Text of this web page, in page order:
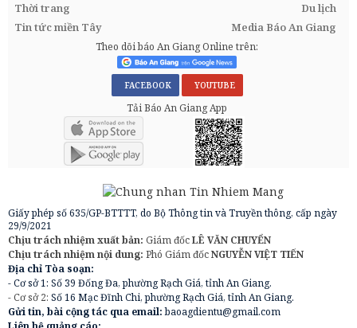
Thời trang
Du lịch
Tin tức miền Tây
Media Báo An Giang
Theo dõi báo An Giang Online trên:
FACEBOOK YOUTUBE
Tải Báo An Giang App
Giấy phép số 635/GP-BTTTT, do Bộ Thông tin và Truyền thông, cấp ngày
29/9/2021
Chịu trách nhiệm xuất bản: Giám đốcLÊ VĂN CHUYỂN
Chịu trách nhiệm nội dung: Phó Giám đốcNGUYỄN VIỆT TIẾN
Địa chỉ Tòa soạn:
- Cơ sở 1: Số 39 Đống Đa, phường Rạch Giá, tỉnh An Giang.
- Cơ sở 2: Số 16 Mạc Đĩnh Chi, phường Rạch Giá, tỉnh An Giang.
Gửi tin, bài cộng tác qua email:baoagdientu@gmail.com